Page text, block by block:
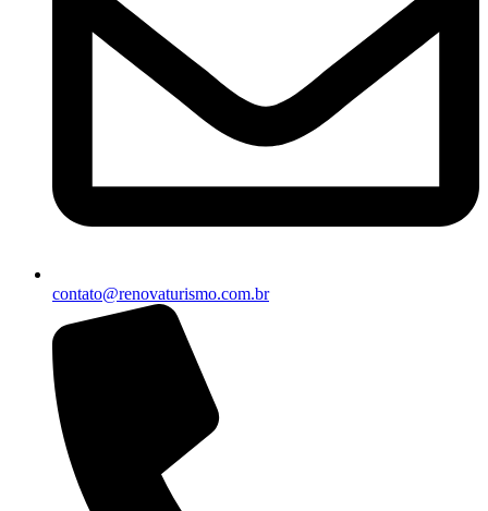
contato@renovaturismo.com.br